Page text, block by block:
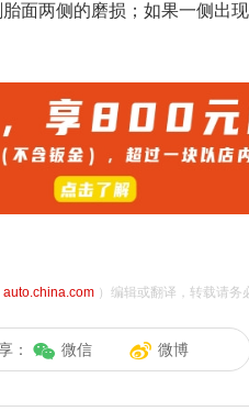
面两侧的磨损；如果一侧出
auto.china.com）编辑或翻译，转载请务
： 微信 微博